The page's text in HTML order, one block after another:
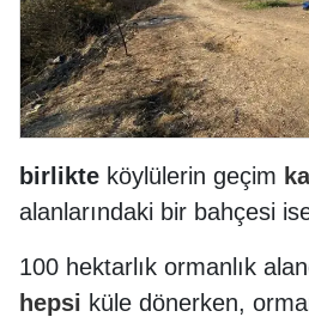
birlikte köylülerin geçim
alanlarındaki bir bahçesi
100 hektarlık ormanlık
hepsi küle dönerken,